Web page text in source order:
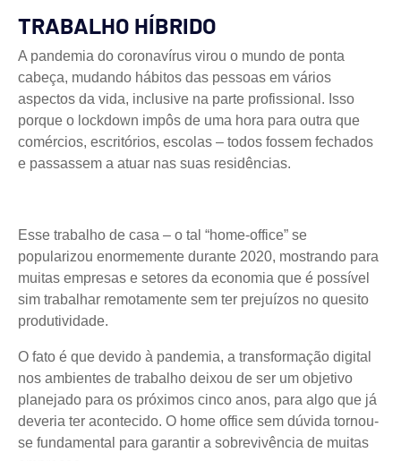
TRABALHO HÍBRIDO
A pandemia do coronavírus virou o mundo de ponta
cabeça, mudando hábitos das pessoas em vários
aspectos da vida, inclusive na parte profissional. Isso
porque o lockdown impôs de uma hora para outra que
comércios, escritórios, escolas – todos fossem fechados
e passassem a atuar nas suas residências.
Esse trabalho de casa – o tal “home-office” se
popularizou enormemente durante 2020, mostrando para
muitas empresas e setores da economia que é possível
sim trabalhar remotamente sem ter prejuízos no quesito
produtividade.
O fato é que devido à pandemia, a transformação digital
nos ambientes de trabalho deixou de ser um objetivo
planejado para os próximos cinco anos, para algo que já
deveria ter acontecido. O home office sem dúvida tornou-
se fundamental para garantir a sobrevivência de muitas